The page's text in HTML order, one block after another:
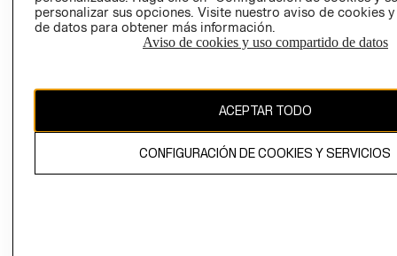
El contenido de esta página web está protegido por copyright y es
personalizar sus opciones. Visite nuestro aviso de cookies
de datos para obtener más información.
Aviso de cookies y uso compartido de datos
ACEPTAR TODO
CONFIGURACIÓN DE COOKIES Y SERVICIOS